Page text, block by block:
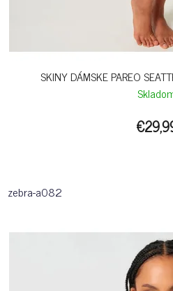
SKINY DÁMSKE PAREO
zebra-a082